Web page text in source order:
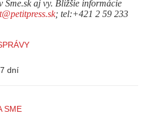
Sme.sk aj vy. Bližšie informácie
; tel:+421 2 59 233
7 dní
SME